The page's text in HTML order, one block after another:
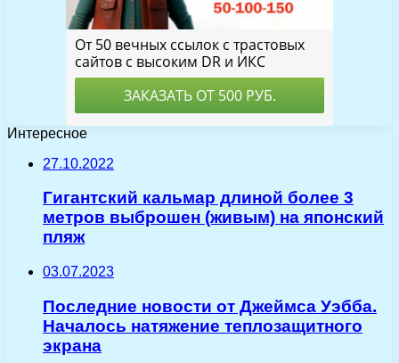
Интересное
27.10.2022
Гигантский кальмар длиной более 3
метров выброшен (живым) на японский
пляж
03.07.2023
Последние новости от Джеймса Уэбба.
Началось натяжение теплозащитного
экрана